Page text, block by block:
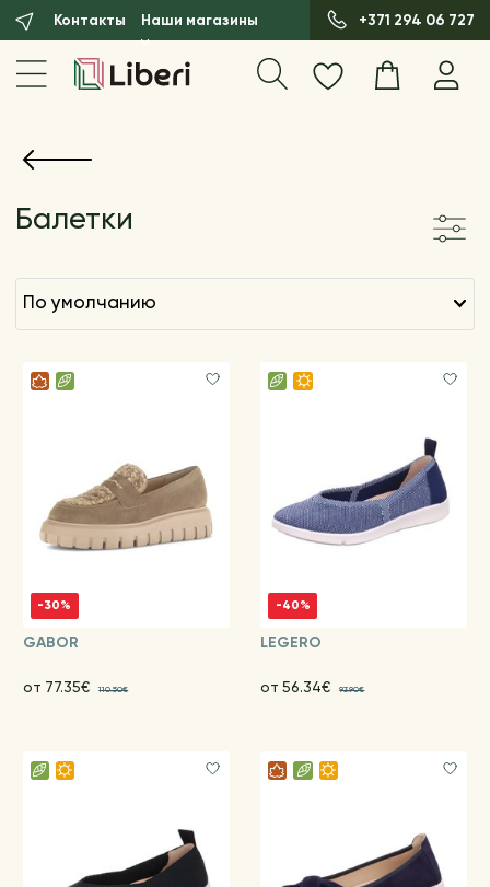
Контакты Наши магазины +371 294 06 727
Балетки
по умолчанию
-30%
GABOR
от 77.35€ 110.50€
-40%
LEGERO
от 56.34€ 93.90€